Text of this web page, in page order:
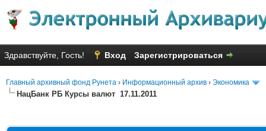
Здравствуйте, Гость! Вход Зарегистрироваться
Главный архивный фонд Рунета › Информационный архив › Экономика
НацБанк РБ Курсы валют 17.11.2011